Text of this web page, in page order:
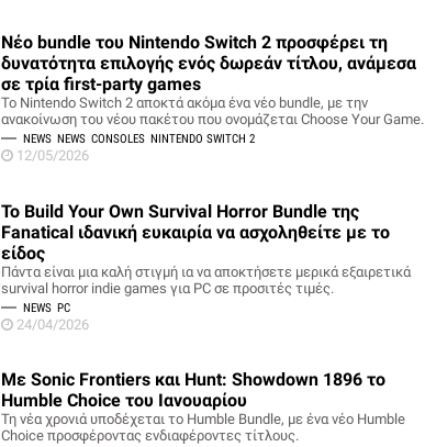
Νέο bundle του Nintendo Switch 2 προσφέρει τη
δυνατότητα επιλογής ενός δωρεάν τίτλου, ανάμεσα
σε τρία first-party games
Το Nintendo Switch 2 αποκτά ακόμα ένα νέο bundle, με την
ανακοίνωση του νέου πακέτου που ονομάζεται Choose Your Game.
NEWS NEWS CONSOLES NINTENDO SWITCH 2
12/05/2026
Το Build Your Own Survival Horror Bundle της
Fanatical ιδανική ευκαιρία να ασχοληθείτε με το
είδος
Πάντα είναι μια καλή στιγμή ια να αποκτήσετε μερικά εξαιρετικά
survival horror indie games για PC σε προσιτές τιμές.
NEWS PC
24/04/2026
Με Sonic Frontiers και Hunt: Showdown 1896 το
Humble Choice του Ιανουαρίου
Τη νέα χρονιά υποδέχεται το Humble Bundle, με ένα νέο Humble
Choice προσφέροντας ενδιαφέροντες τίτλους.